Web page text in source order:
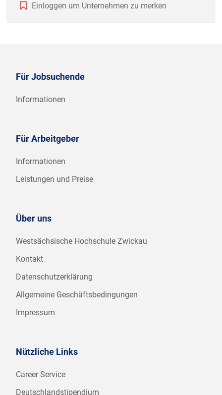
Einloggen um Unternehmen zu merken
Für Jobsuchende
Informationen
Für Arbeitgeber
Informationen
Leistungen und Preise
Über uns
Westsächsische Hochschule Zwickau
Kontakt
Datenschutzerklärung
Allgemeine Geschäftsbedingungen
Impressum
Nützliche Links
Career Service
Deutschlandstipendium